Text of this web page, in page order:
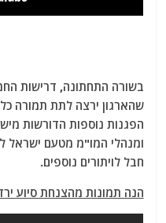
בשורה התחתונה, דרישות
שהארגון ירצה לתת תמורה
הפגנות נוספות הדורשות
ומנהלי המו"מ מטעם ישראל
חבל לויתורים נוספים.
הנה תמונות מהצנחת סיוע